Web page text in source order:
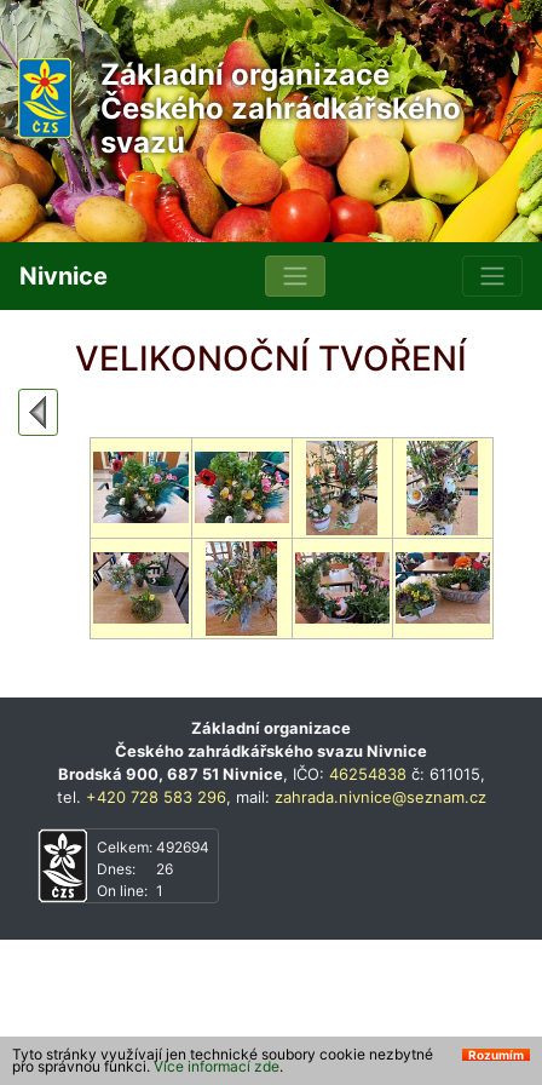
Základní organizace
Českého zahrádkářského
svazu
Nivnice
VELIKONOČNÍ TVOŘENÍ
Základní organizace
Českého zahrádkářského svazu Nivnice
Brodská 900, 687 51 Nivnice, IČO: 46254838č: 611015,
tel. +420 728 583 296, mail: zahrada.nivnice@seznam.cz
Celkem:
Dnes:
On line:
492694
26
1
Rozumím
Tyto stránky využívají jen technické soubory cookie nezbytné
pro správnou funkci. Více informací zde.